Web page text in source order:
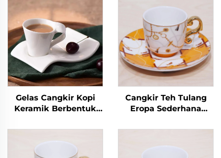
Gelas Cangkir Kopi
Keramik Berbentuk
Kecil Eropa dengan
Piring
Cangkir Teh Tulang
Eropa Sederhana
Emas, Grosir Pabrik
dengan Piring untuk